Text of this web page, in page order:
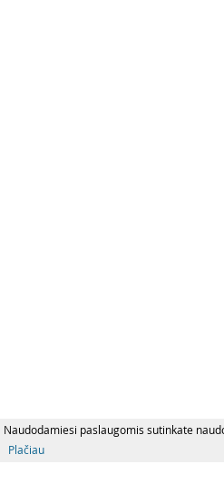
Naudodamiesi paslaugomis sutinkate
Plačiau